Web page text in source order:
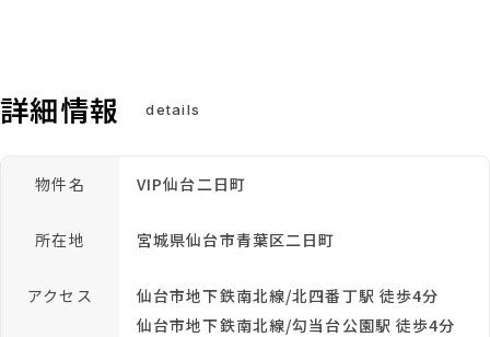
詳細情報 details
物件名 VIP仙台二日町
所在地 宮城県仙台市青葉区二日町
アクセス
仙台市地下鉄南北線/北四番丁駅 徒歩4分
仙台市地下鉄南北線/勾当台公園駅 徒歩4分